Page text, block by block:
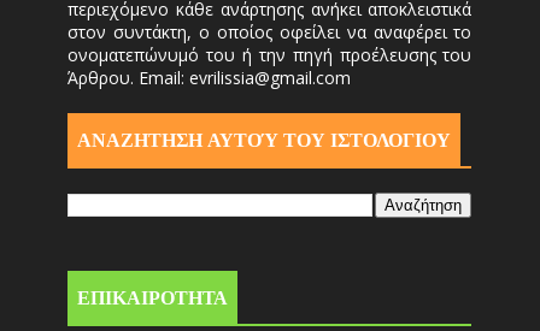
περιεχόμενο κάθε ανάρτησης ανήκει αποκλειστικά
στον συντάκτη, ο οποίος οφείλει να αναφέρει το
ονοματεπώνυμό του ή την πηγή προέλευσης του
Άρθρου. Email: evrilissia@gmail.com
ΑΝΑΖΗΤΗΣΗ ΑΥΤΟΎ ΤΟΥ ΙΣΤΟΛΟΓΙΟΥ
ΕΠΙΚΑΙΡΟΤΗΤΑ